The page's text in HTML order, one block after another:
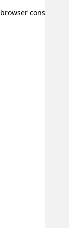
browser console for